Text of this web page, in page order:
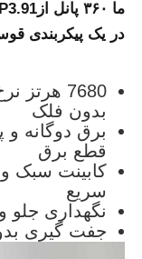
صفحه نمایش LED SMD
صفحه نمایش LED بیرونی
بیلبورد LED در فضای باز
ما ۳۶۰ پانل از P3.91 صفحه نمایش LED بیرونی
در یک پیکربندی قوس
7680
بدون فلک
برق دوگانه و
قطع برق
کابینت سبک
سریع
نگهداری
جفت گیری